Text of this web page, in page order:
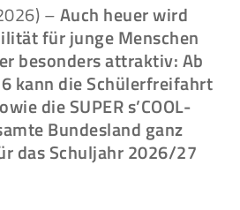
–Auch heuer wird
für junge Menschen
besonders attraktiv: Ab
kann die Schülerfreifahrt
die SUPER s’COOL-
Bundesland ganz
das Schuljahr 2026/27